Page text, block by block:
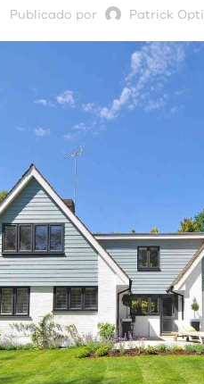
Publicado por Patrick